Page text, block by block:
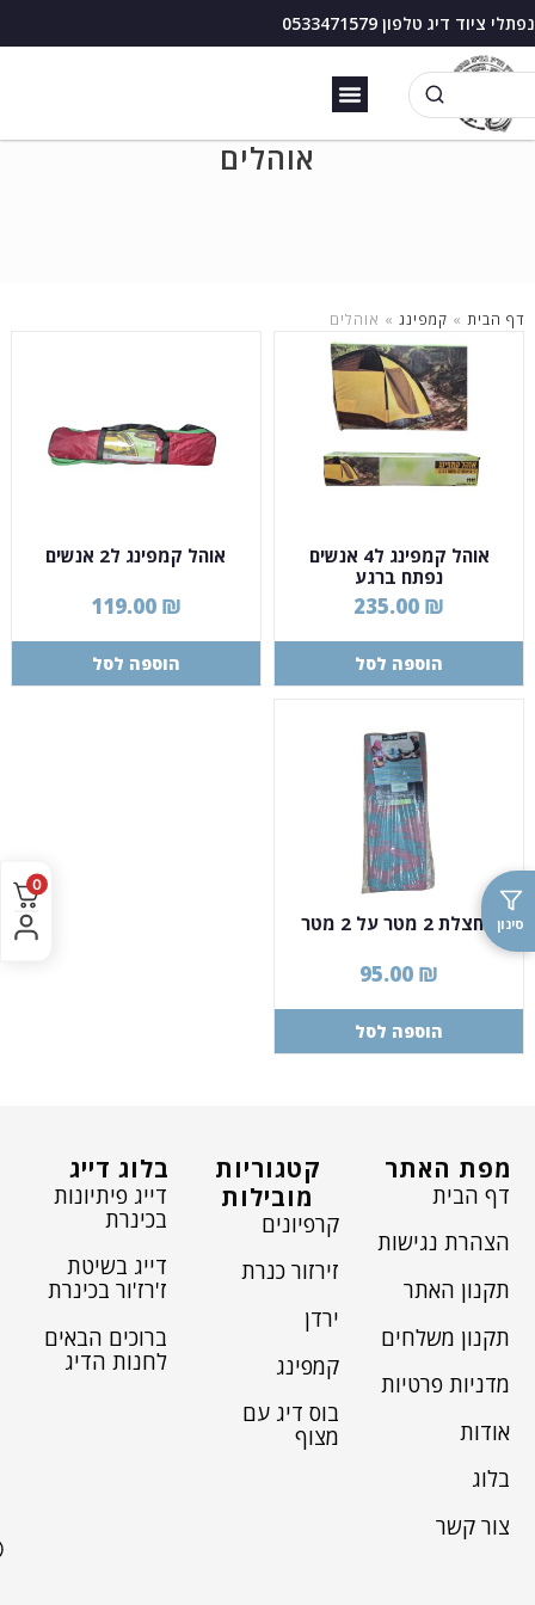
נפתלי ציוד דיג טלפון 0533471579
אוהלים
דף הבית» קמפינג» אוהלים
סינון
אוהל קמפינג ל4 אנשים
נפתח ברגע
235.00 ₪
הוספה לסל
אוהל קמפינג ל2 אנשים
119.00 ₪
הוספה לסל
מחצלת 2 מטר על 2 מטר
95.00 ₪
הוספה לסל
מפת האתר
דף הבית
הצהרת נגישות
תקנון האתר
תקנון משלחים
מדניות פרטיות
אודות
בלוג
צור קשר
קטגוריות
מובילות
קרפיונים
זירזור כנרת
ירדן
קמפינג
בוס דיג עם
מצוף
בלוג דייג
דייג פיתיונות
בכינרת
דייג בשיטת
ז'רז'ור בכינרת
ברוכים הבאים
לחנות הדיג
0